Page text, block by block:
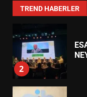
TREND HABERLER
1
2